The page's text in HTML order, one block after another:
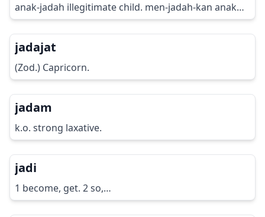
anak-jadah illegitimate child. men-jadah-kan anak…
jadajat
(Zod.) Capricorn.
jadam
k.o. strong laxative.
jadi
1 become, get. 2 so,…